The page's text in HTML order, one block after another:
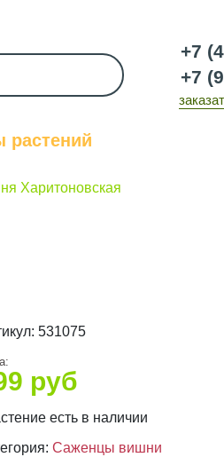
+7
+7
растений
Харитоновская
531075
руб
есть в наличии
Саженцы вишни